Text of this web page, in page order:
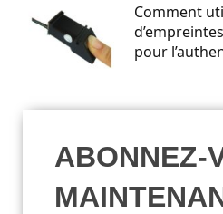
Comment
pour
ABONNEZ-